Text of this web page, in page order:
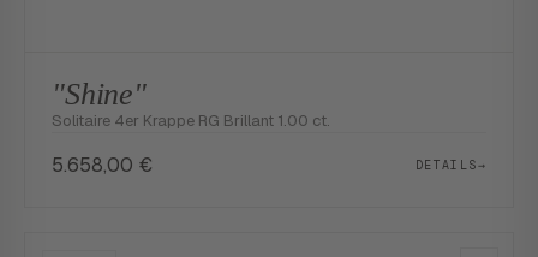
"Shine"
Solitaire 4er Krappe RG Brillant 1.00 ct.
5.658,00 € DETAILS→